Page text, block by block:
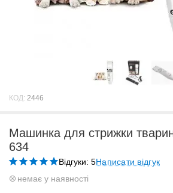
КОД: 2446
Машинка для стрижки
634
Відгуки: 5Написати відгук
немає у наявності